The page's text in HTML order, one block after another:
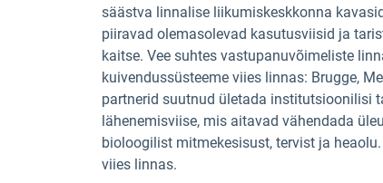
säästva linnalise liikumiskeskkonna
piiravad olemasolevad kasutusviisid ja
kaitse. Vee suhtes vastupanuvõimeliste
kuivendussüsteeme viies linnas: Brugge,
partnerid suutnud ületada institutsioonilisi
lähenemisviise, mis aitavad vähendada
bioloogilist mitmekesisust, tervist ja
viies linnas.